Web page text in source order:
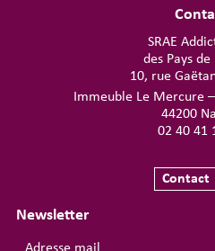
SRAE
des Pays
10, rue
Immeuble Le Mercure
44200
02 40 41
Contact
Newsletter